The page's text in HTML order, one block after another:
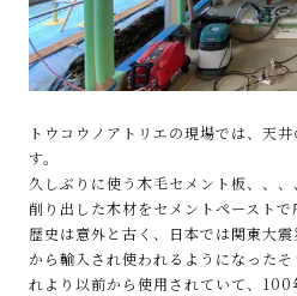
トウコウノアトリエの現場では、天
す。
久しぶりに使う木毛セメント板、、
削り出した木材をセメントペーストで
歴史は意外と古く、日本では関東大
から輸入され使われるようになった
れより以前から使用されていて、